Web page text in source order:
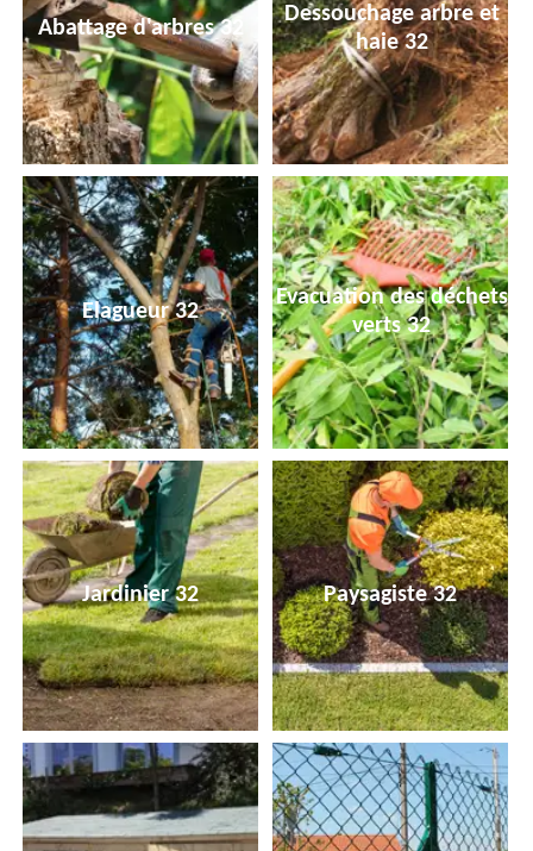
Abattage d'arbres 32
Dessouchage arbre et
haie 32
Elagueur 32
Evacuation des déchets
verts 32
Jardinier 32 Paysagiste 32